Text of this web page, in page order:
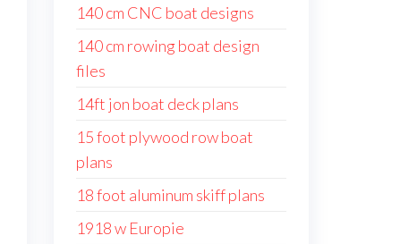
140 cm CNC boat designs
140 cm rowing boat design
files
14ft jon boat deck plans
15 foot plywood row boat
plans
18 foot aluminum skiff plans
1918 w Europie